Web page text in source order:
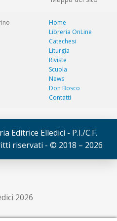
Home
Libreria OnLine
Catechesi
Liturgia
Riviste
Scuola
News
Don Bosco
Contatti
Editrice Elledici - P.I./C.F.
riservati - © 2018 – 2026
2026